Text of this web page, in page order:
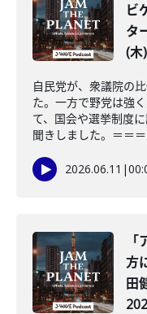
ビ
タ
(木)
自民党が、衆議院の
た。一方で野党は強
て、国会や選挙制度
聞きしました。＝＝
2026.06.11 |
方
田